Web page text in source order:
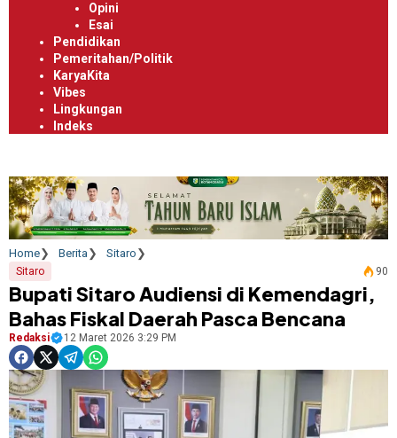
Opini
Esai
Pendidikan
Pemeritahan/Politik
KaryaKita
Vibes
Lingkungan
Indeks
Home Berita Sitaro
Sitaro 90
Bupati Sitaro Audiensi di Kemendagri,
Bahas Fiskal Daerah Pasca Bencana
Redaksi 12 Maret 2026 3:29 PM